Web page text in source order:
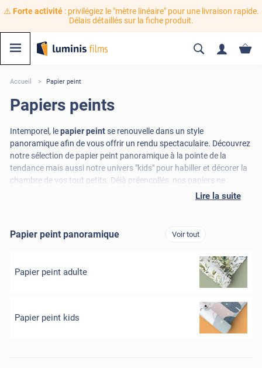
⚠️ Forte activité: privilégiez le "mètre linéaire" pour une livraison rapide.
Délais détaillés sur la fiche produit.
Accueil Papier peint
Papiers peints
Intemporel, lepapier peintse renouvelle dans un style
panoramique afin de vous offrir un rendu spectaculaire. Découvrez
notre sélection de papier peint panoramique à la pointe de la
tendance mais aussi notre univers "kids" pour habiller et décorer la
chambre de vos tout petits. Déjà préencollés, nos papiers ne
contiennent aucune substances plastiques et sont fabriqués en
surpris par le rendu qualitatif exceptionnel de ces superbes papiers
peints décoratifs !
Lire la suite
Papier peint panoramique Voir tout
Papier peint adulte
Papier peint kids